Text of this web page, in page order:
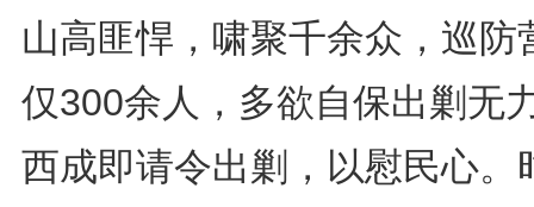
山高匪悍，啸聚千余众，巡防
仅300余人，多欲自保出剿无
西成即请令出剿，以慰民心。